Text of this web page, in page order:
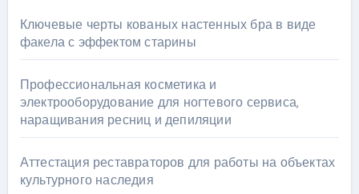
Ключевые черты кованых настенных бра в виде
факела с эффектом старины
Профессиональная косметика и
электрооборудование для ногтевого сервиса,
наращивания ресниц и депиляции
Аттестация реставраторов для работы на объектах
культурного наследия